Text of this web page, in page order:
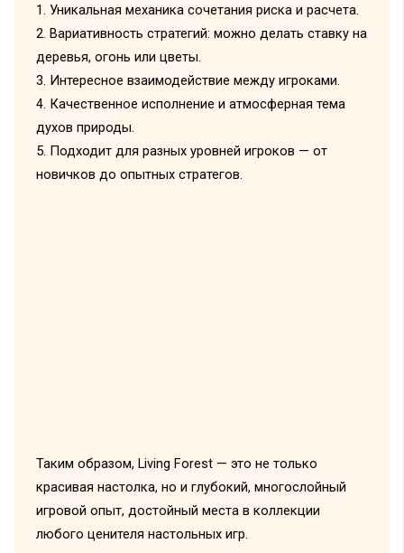
1. Уникальная механика сочетания риска и расчета.
2. Вариативность стратегий: можно делать ставку на
деревья, огонь или цветы.
3. Интересное взаимодействие между игроками.
4. Качественное исполнение и атмосферная тема
духов природы.
5. Подходит для разных уровней игроков — от
новичков до опытных стратегов.
Таким образом, Living Forest — это не только
красивая настолка, но и глубокий, многослойный
игровой опыт, достойный места в коллекции
любого ценителя настольных игр.